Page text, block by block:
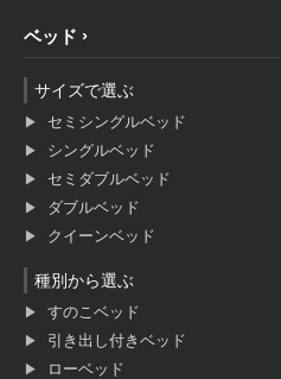
ベッド
サイズで選ぶ
セミシングルベッド
シングルベッド
セミダブルベッド
ダブルベッド
クイーンベッド
種別から選ぶ
すのこベッド
引き出し付きベッド
ローベッド